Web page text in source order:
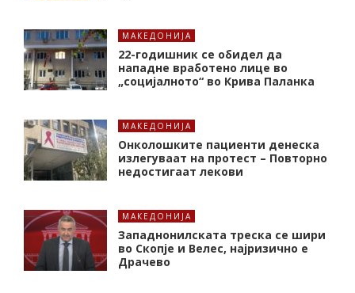
МАКЕДОНИЈА
22-годишник се обидел да
нападне вработено лице во
„социјалното“ во Крива Паланка
МАКЕДОНИЈА
Онколошките пациенти денеска
излегуваат на протест – Повторно
недостигаат лекови
МАКЕДОНИЈА
Западнонилската треска се шири
во Скопје и Велес, најризично е
Драчево